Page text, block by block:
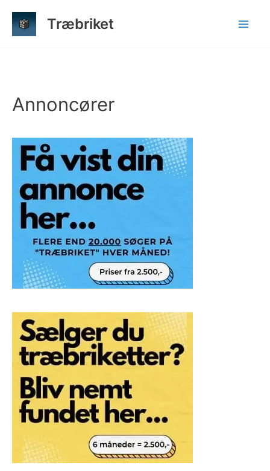
Træbriket
Annoncører